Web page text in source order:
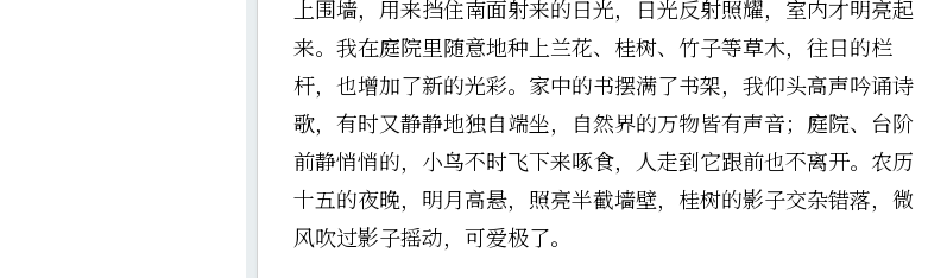
上围墙，用来挡住南面射来的日光，日光反射照耀，室内才明亮起
来。我在庭院里随意地种上兰花、桂树、竹子等草木，往日的栏
杆，也增加了新的光彩。家中的书摆满了书架，我仰头高声吟诵诗
歌，有时又静静地独自端坐，自然界的万物皆有声音；庭院、台阶
前静悄悄的，小鸟不时飞下来啄食，人走到它跟前也不离开。农历
十五的夜晚，明月高悬，照亮半截墙壁，桂树的影子交杂错落，微
风吹过影子摇动，可爱极了。